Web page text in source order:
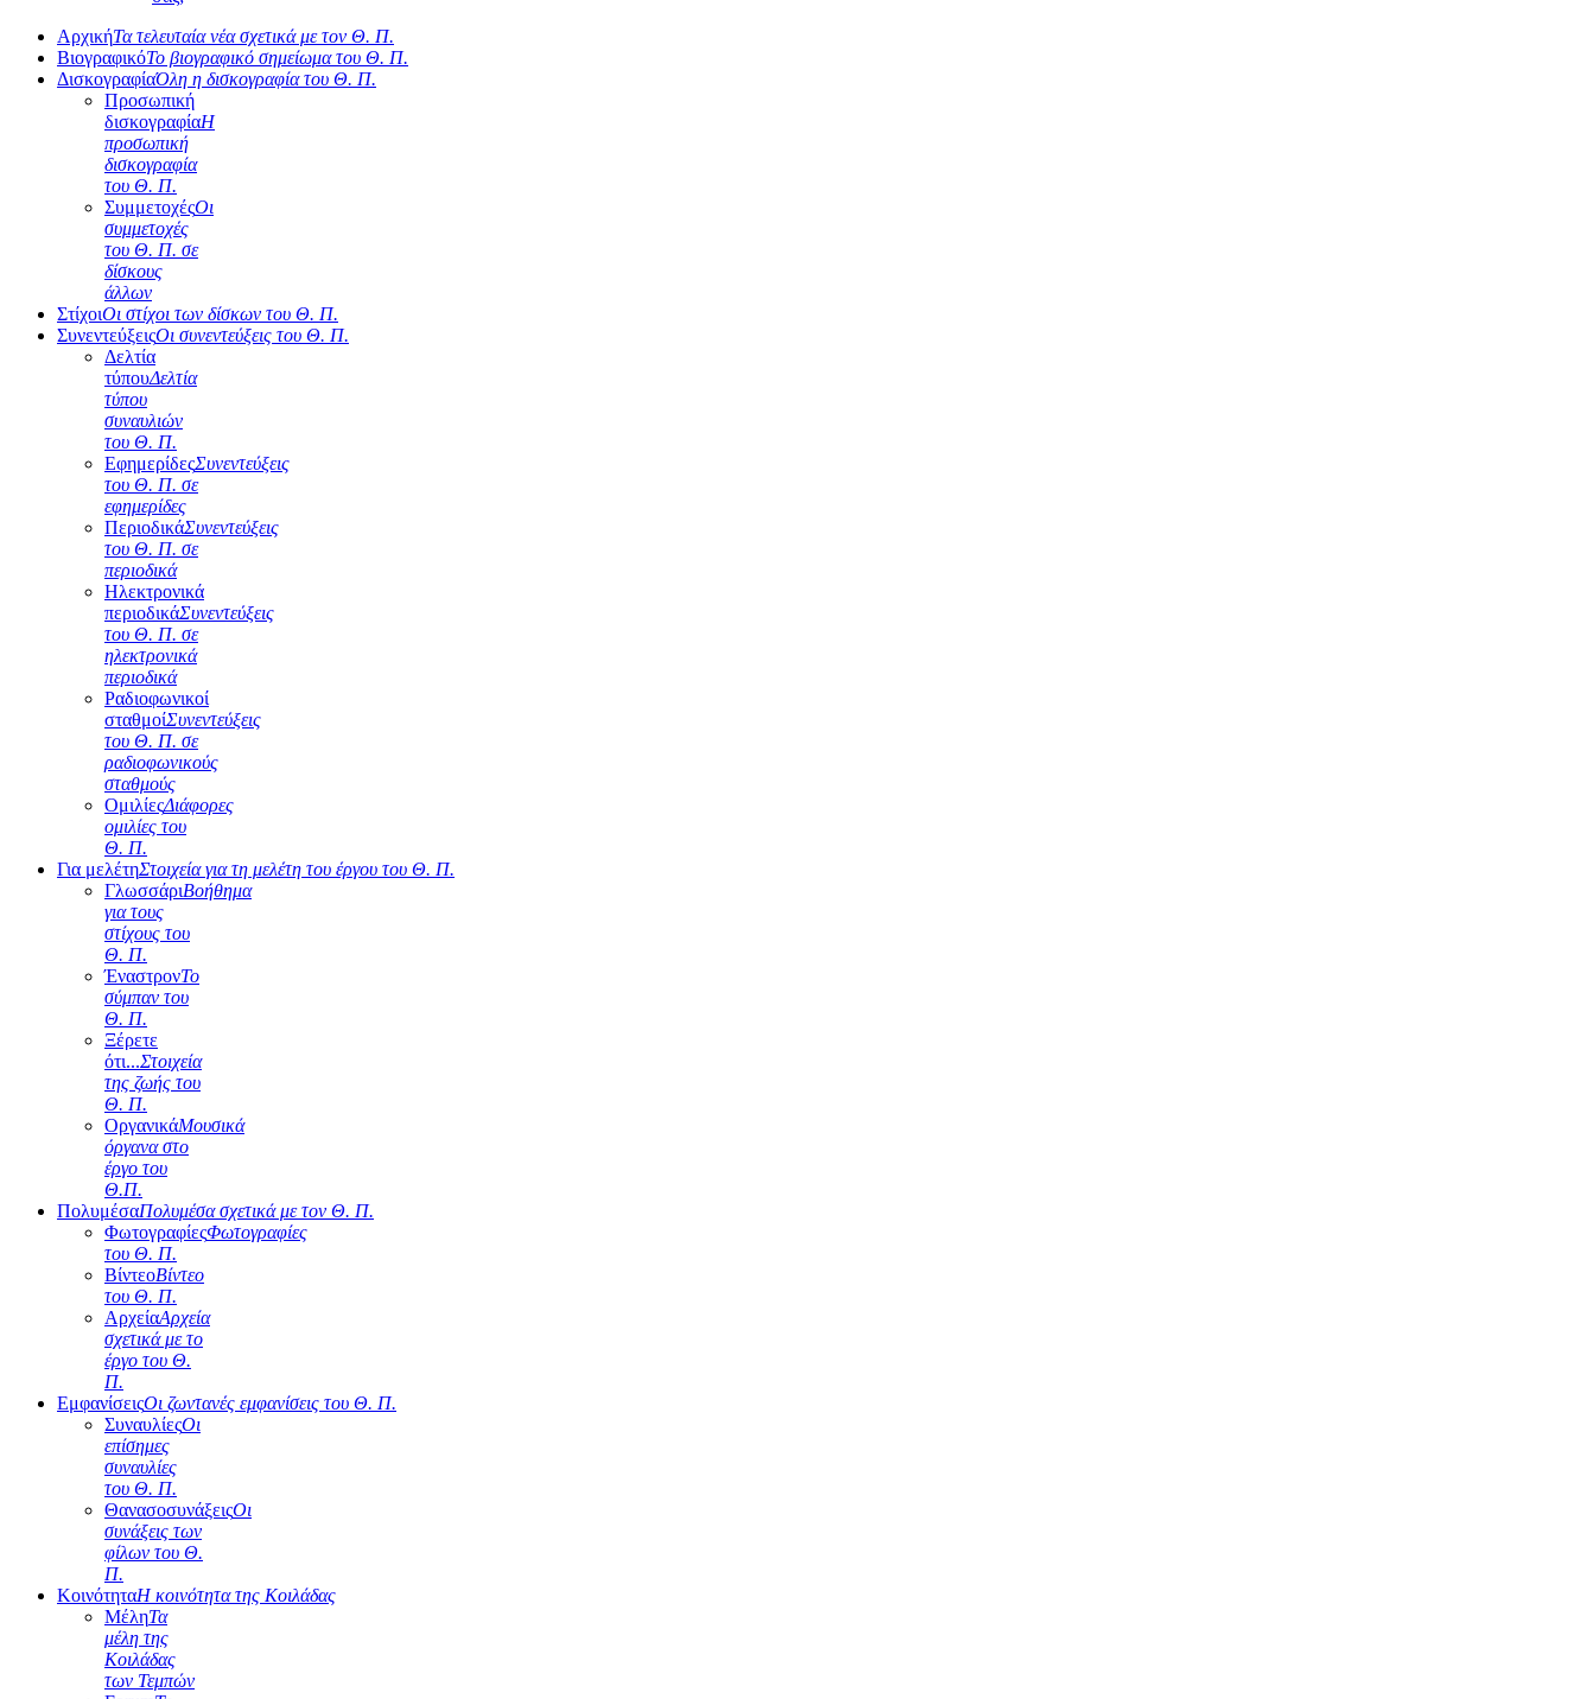
ΑρχικήΤα τελευταία νέα σχετικά με τον Θ. Π.
ΒιογραφικόΤο βιογραφικό σημείωμα του Θ. Π.
ΔισκογραφίαΌλη η δισκογραφία του Θ. Π.
Προσωπική
δισκογραφίαΗ
προσωπική
δισκογραφία
του Θ. Π.
ΣυμμετοχέςΟι
συμμετοχές
του Θ. Π. σε
δίσκους
άλλων
ΣτίχοιΟι στίχοι των δίσκων του Θ. Π.
ΣυνεντεύξειςΟι συνεντεύξεις του Θ. Π.
Δελτία
τύπουΔελτία
τύπου
συναυλιών
του Θ. Π.
ΕφημερίδεςΣυνεντεύξεις
του Θ. Π. σε
εφημερίδες
ΠεριοδικάΣυνεντεύξεις
του Θ. Π. σε
περιοδικά
Ηλεκτρονικά
περιοδικάΣυνεντεύξεις
του Θ. Π. σε
ηλεκτρονικά
περιοδικά
Ραδιοφωνικοί
σταθμοίΣυνεντεύξεις
του Θ. Π. σε
ραδιοφωνικούς
σταθμούς
ΟμιλίεςΔιάφορες
ομιλίες του
Θ. Π.
Για μελέτηΣτοιχεία για τη μελέτη του έργου του Θ. Π.
ΓλωσσάριΒοήθημα
για τους
στίχους του
Θ. Π.
ΈναστρονΤο
σύμπαν του
Θ. Π.
Ξέρετε
ότι...Στοιχεία
της ζωής του
Θ. Π.
ΟργανικάΜουσικά
όργανα στο
έργο του
Θ.Π.
ΠολυμέσαΠολυμέσα σχετικά με τον Θ. Π.
ΦωτογραφίεςΦωτογραφίες
του Θ. Π.
ΒίντεοΒίντεο
του Θ. Π.
ΑρχείαΑρχεία
σχετικά με το
έργο του Θ.
Π.
ΕμφανίσειςΟι ζωντανές εμφανίσεις του Θ. Π.
ΣυναυλίεςΟι
επίσημες
συναυλίες
του Θ. Π.
ΘανασοσυνάξειςΟι
συνάξεις των
φίλων του Θ.
Π.
ΚοινότηταΗ κοινότητα της Κοιλάδας
ΜέληΤα
μέλη της
Κοιλάδας
των Τεμπών